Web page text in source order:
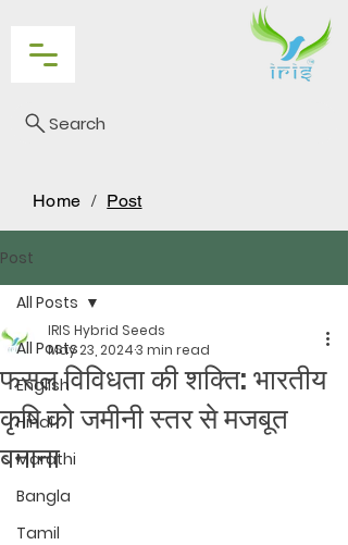
Search
Home / Post
Post
All Posts
English
Hindi
Marathi
Bangla
Tamil
All Posts
फसल विविधता की शक्ति: भारतीय
कृषि को जमीनी स्तर से मजबूत
बनाना
IRIS Hybrid Seeds
May 23, 20243 min read